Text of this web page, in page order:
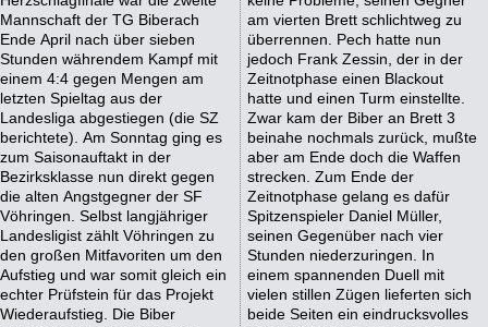
Mannschaft der TG Biberach
Ende April nach über sieben
Stunden währendem Kampf mit
einem 4:4 gegen Mengen am
letzten Spieltag aus der
Landesliga abgestiegen (die SZ
berichtete). Am Sonntag ging es
zum Saisonauftakt in der
Bezirksklasse nun direkt gegen
die alten Angstgegner der SF
Vöhringen. Selbst langjähriger
Landesligist zählt Vöhringen zu
den großen Mitfavoriten um den
Aufstieg und war somit gleich ein
echter Prüfstein für das Projekt
Wiederaufstieg. Die Biber
am vierten Brett schlichtweg zu
überrennen. Pech hatte nun
jedoch Frank Zessin, der in der
Zeitnotphase einen Blackout
hatte und einen Turm einstellte.
Zwar kam der Biber an Brett 3
beinahe nochmals zurück, mußte
aber am Ende doch die Waffen
strecken. Zum Ende der
Zeitnotphase gelang es dafür
Spitzenspieler Daniel Müller,
seinen Gegenüber nach vier
Stunden niederzuringen. In
einem spannenden Duell mit
vielen stillen Zügen lieferten sich
beide Seiten ein eindrucksvolles